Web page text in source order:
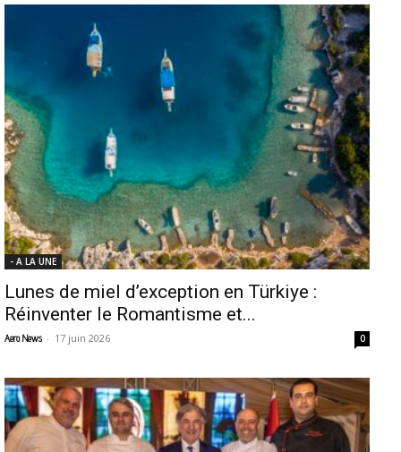
- A LA UNE
Lunes de miel d’exception en Türkiye :
Réinventer le Romantisme et...
Aero News - 17 juin 2026 0